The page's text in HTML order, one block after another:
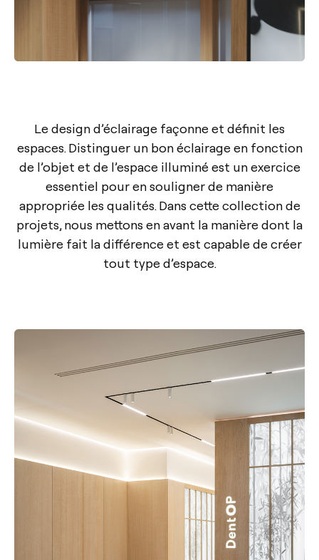
Le design d’éclairage façonne et définit les
espaces. Distinguer un bon éclairage en fonction
de l’objet et de l’espace illuminé est un exercice
essentiel pour en souligner de manière
appropriée les qualités. Dans cette collection de
projets, nous mettons en avant la manière dont la
lumière fait la différence et est capable de créer
tout type d’espace.